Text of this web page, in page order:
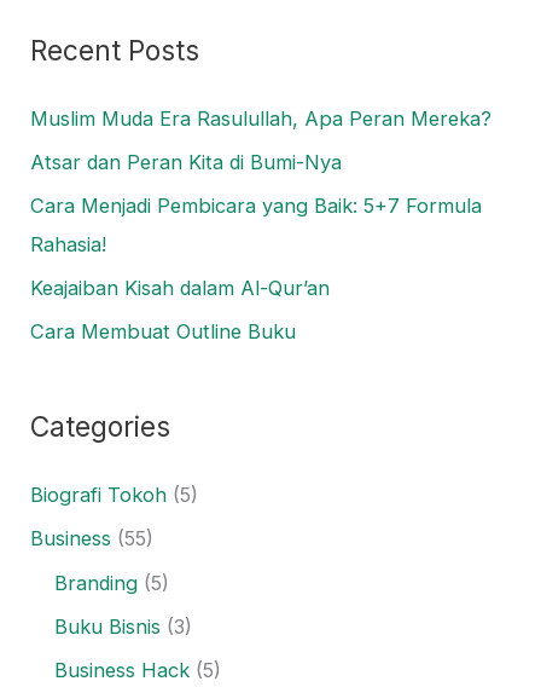
Recent Posts
Muslim Muda Era Rasulullah, Apa Peran Mereka?
Atsar dan Peran Kita di Bumi-Nya
Cara Menjadi Pembicara yang Baik: 5+7 Formula
Rahasia!
Keajaiban Kisah dalam Al-Qur’an
Cara Membuat Outline Buku
Categories
Biografi Tokoh (5)
Business (55)
Branding (5)
Buku Bisnis (3)
Business Hack (5)